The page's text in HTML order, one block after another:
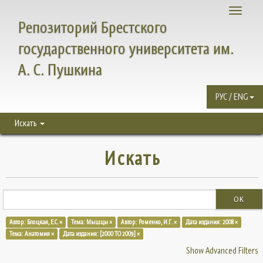
Toggle
Репозиторий Брестского
государственного университета им.
А. С. Пушкина
РУС / ENG
Искать
Искать
OK
Автор: Блоцкая, Е.С. × Тема: Мышцы × Автор: Роменко, И.Г. ×
Дата издания: 2008 ×
Тема: Анатомия ×
Дата издания: [2000 TO 2009] ×
Show Advanced Filters